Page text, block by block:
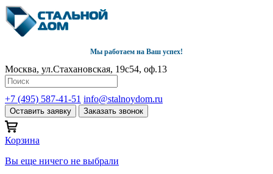
Мы работаем на Ваш успех!
Москва, ул.Стахановская, 19с54, оф.13
+7 (495) 587-41-51 info@stalnoydom.ru
Оставить заявку Заказать звонок
Корзина
Вы еще ничего не выбрали